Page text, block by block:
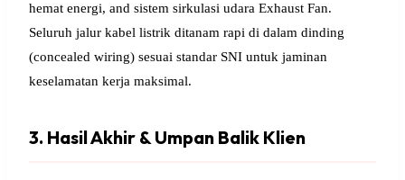
hemat energi, and sistem sirkulasi udara Exhaust Fan.
Seluruh jalur kabel listrik ditanam rapi di dalam dinding
(concealed wiring) sesuai standar SNI untuk jaminan
keselamatan kerja maksimal.
3. Hasil Akhir & Umpan Balik Klien